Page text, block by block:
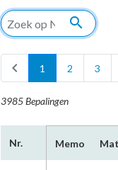
search
chevron_left 1 2 3
3985 Bepalingen
Nr. Memo